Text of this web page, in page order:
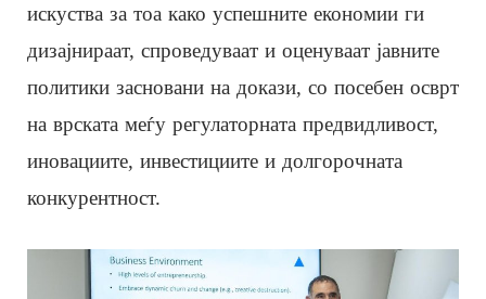
искуства за тоа како успешните економии ги
дизајнираат, спроведуваат и оценуваат јавните
политики засновани на докази, со посебен осврт
на врската меѓу регулаторната предвидливост,
иновациите, инвестициите и долгорочната
конкурентност.